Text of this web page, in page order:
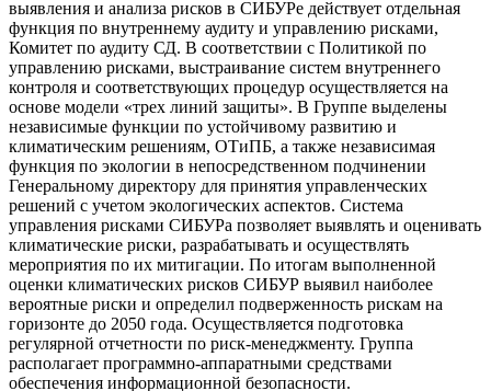
выявления и анализа рисков в СИБУРе действует отдельная
функция по внутреннему аудиту и управлению рисками,
Комитет по аудиту СД. В соответствии с Политикой по
управлению рисками, выстраивание систем внутреннего
контроля и соответствующих процедур осуществляется на
основе модели «трех линий защиты». В Группе выделены
независимые функции по устойчивому развитию и
климатическим решениям, ОТиПБ, а также независимая
функция по экологии в непосредственном подчинении
Генеральному директору для принятия управленческих
решений с учетом экологических аспектов. Система
управления рисками СИБУРа позволяет выявлять и оценивать
климатические риски, разрабатывать и осуществлять
мероприятия по их митигации. По итогам выполненной
оценки климатических рисков СИБУР выявил наиболее
вероятные риски и определил подверженность рискам на
горизонте до 2050 года. Осуществляется подготовка
регулярной отчетности по риск-менеджменту. Группа
располагает программно-аппаратными средствами
обеспечения информационной безопасности.